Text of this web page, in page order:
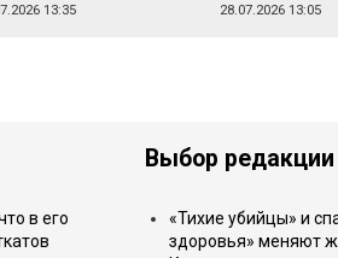
13:35 28.07.2026 13:05
в его
Выбор редакции
«Тихие убийцы» и
здоровья» меняют